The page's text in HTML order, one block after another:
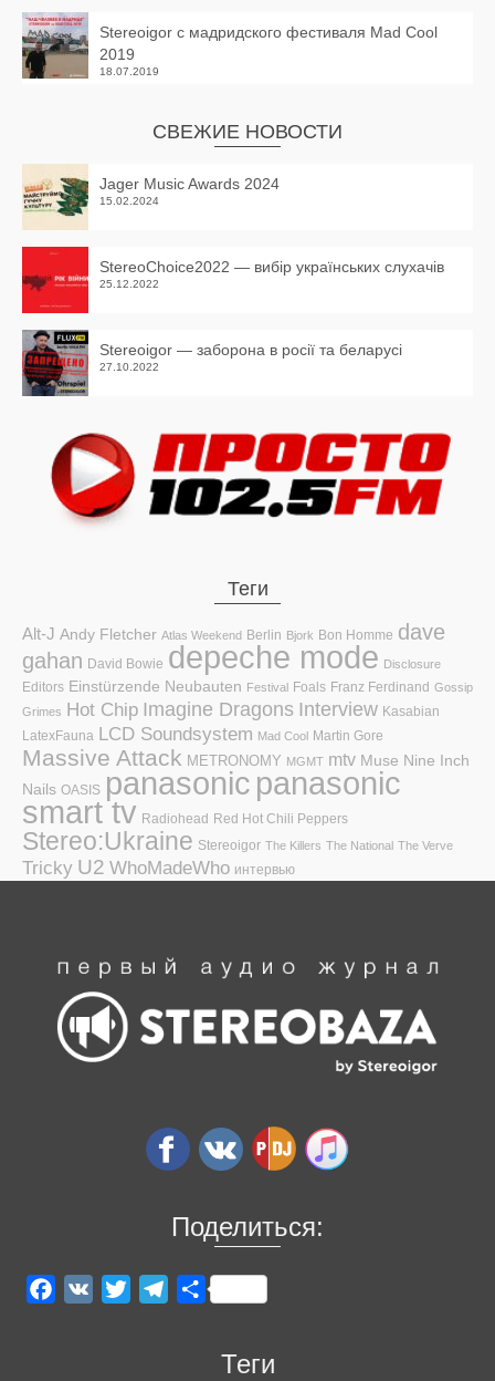
Stereoigor с мадридского фестиваля Mad Cool
2019
18.07.2019
СВЕЖИЕ НОВОСТИ
Jager Music Awards 2024
15.02.2024
StereoChoice2022 — вибір українських слухачів
25.12.2022
Stereoigor — заборона в росії та беларусі
27.10.2022
Теги
Alt-J Andy Fletcher Atlas Weekend Berlin Bjork Bon Homme dave
gahan David Bowie depeche mode Disclosure
Editors Einstürzende Neubauten Festival Foals Franz Ferdinand Gossip
Grimes Hot Chip Imagine Dragons Interview Kasabian
LatexFauna LCD Soundsystem Mad Cool Martin Gore
Massive Attack METRONOMY MGMT mtv Muse Nine Inch
Nails OASIS panasonic panasonic
smart tv Radiohead Red Hot Chili Peppers
Stereo:Ukraine Stereoigor The Killers The National The Verve
Tricky U2 WhoMadeWho интервью
Поделиться:
Facebook
VK Twitter TelegramОтправить
Теги